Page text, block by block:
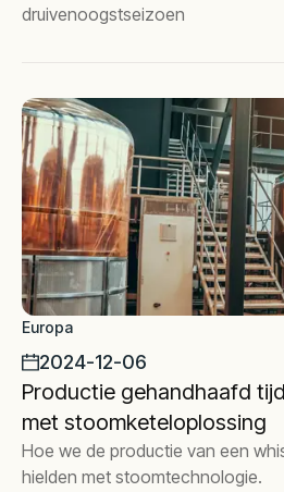
druivenoogstseizoen
Europa
2024-12-06
Productie gehandhaafd
met stoomketeloplossing
Hoe we de productie van een
hielden met stoomtechnologie.